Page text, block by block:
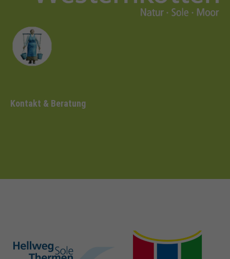
Kontakt & Beratung
hellweg-sole-